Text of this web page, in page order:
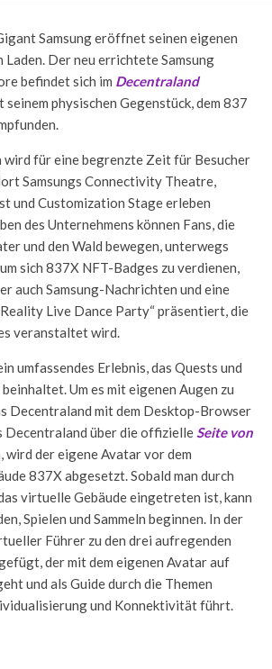
Samsung eröffnet seinen eigenen
Der neu errichtete Samsung
befindet sich im Decentraland
physischen Gegenstück, dem 837
für eine begrenzte Zeit für Besucher
Samsungs Connectivity Theatre,
und Customization Stage erleben
des Unternehmens können Fans, die
und den Wald bewegen, unterwegs
sich 837X NFT-Badges zu verdienen,
auch Samsung-Nachrichten und eine
Live Dance Party“ präsentiert, die
veranstaltet wird.
umfassendes Erlebnis, das Quests und
Um es mit eigenen Augen zu
Decentraland mit dem Desktop-Browser
Decentraland über die offizielleSeite von
der eigene Avatar vor dem
837X abgesetzt. Sobald man durch
virtuelle Gebäude eingetreten ist, kann
Spielen und Sammeln beginnen. In der
Führer zu den drei aufregenden
der mit dem eigenen Avatar auf
und als Guide durch die Themen
und Konnektivität führt.